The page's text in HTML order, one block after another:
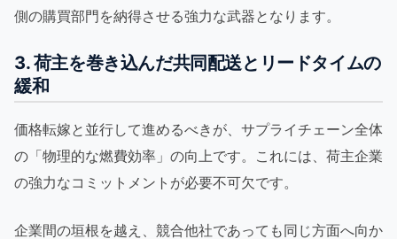
側の購買部門を納得させる強力な武器となります。
3. 荷主を巻き込んだ共同配送とリードタイムの
緩和
価格転嫁と並行して進めるべきが、サプライチェーン全体
の「物理的な燃費効率」の向上です。これには、荷主企業
の強力なコミットメントが必要不可欠です。
企業間の垣根を越え、競合他社であっても同じ方面へ向か